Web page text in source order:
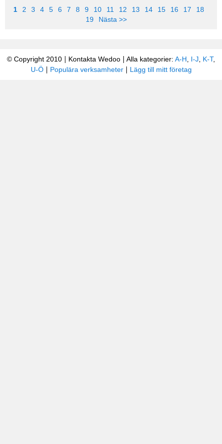
1 2 3 4 5 6 7 8 9 10 11 12 13 14 15 16 17
18
19
Nästa >>
© Copyright 2010 Kontakta Wedoo Alla kategorier: A-H I-J K-T,
U-Ö
Populära verksamheter Lägg till mitt företag